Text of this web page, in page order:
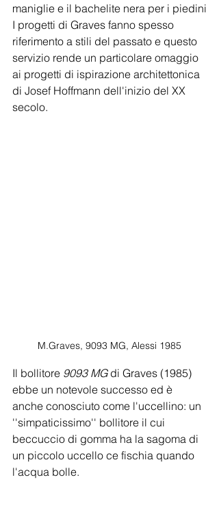
maniglie e il bachelite nera per i piedini
I progetti di Graves fanno spesso
riferimento a stili del passato e questo
servizio rende un particolare omaggio
ai progetti di ispirazione architettonica
di Josef Hoffmann dell'inizio del XX
secolo.
M.Graves, 9093 MG, Alessi 1985
Il bollitore 9093 MG di Graves (1985)
ebbe un notevole successo ed è
anche conosciuto come l'uccellino: un
''simpaticissimo'' bollitore il cui
beccuccio di gomma ha la sagoma di
un piccolo uccello ce fischia quando
l'acqua bolle.